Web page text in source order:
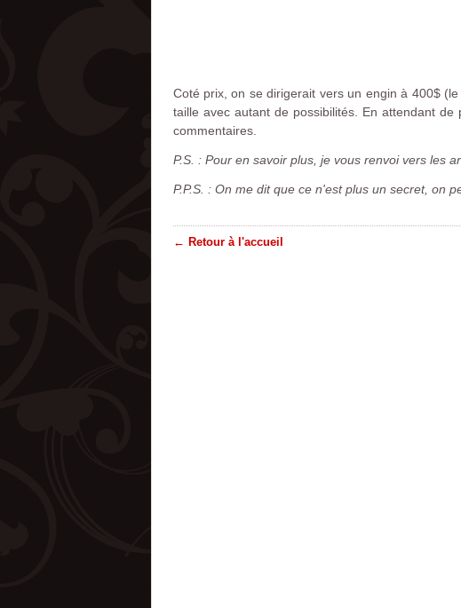
Coté prix, on se dirigerait vers un engin à 400$
taille avec autant de possibilités. En attendant
commentaires.
P.S. : Pour en savoir plus, je vous renvoi vers les
P.P.S. : On me dit que ce n'est plus un secret, on
← Retour à l'accueil